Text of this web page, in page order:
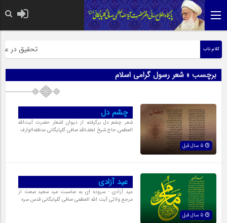
کلام ناب تحقیق در
برچسب » شعر رسول گرامی اسلام
چشم دل
شعر چشم دل برگرفته از دیوان اشعار حضرت آیت‌اللّه
العظمی حاج شیخ لطف‌اللّه صافی گلپایگانی مدظله‌الوارف
عید آزادی
عید آزادی - سروده ای به مناسبت عید سعید مبعث از
مرجع ولائی آیت الله العظمی صافی گلپایگانی قدس سره